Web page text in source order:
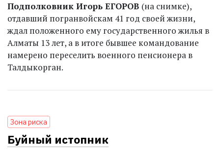
Подполковник Игорь ЕГОРОВ (на снимке),
отдавший погранвойскам 41 год своей жизни,
ждал положенного ему государственного жилья в
Алматы 13 лет, а в итоге бывшее командование
намерено переселить военного пенсионера в
Талдыкорган.
Зона риска
Буйный истопник